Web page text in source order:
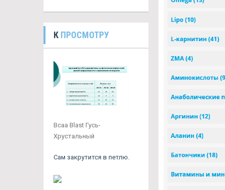
К ПРОСМОТРУ
Bcaa Blast Гусь-
Хрустальный
Сам закрутится в петлю.